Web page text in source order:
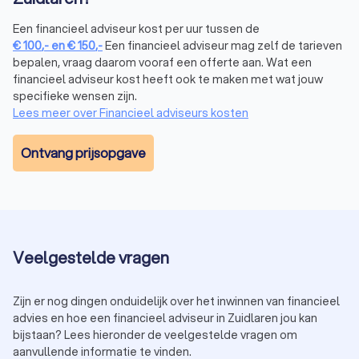
toekomstplannen. Professioneel
ervoor dat je niet alleen nu, maar ook in de toekomst
comfortabel kunt wonen.
Financieel adviseur beleggen in Zuidlaren
Wil je vermogen opbouwen door te beleggen, maar weet je
niet waar je moet beginnen? Een financieel expert in Zuidlaren
begeleidt je in het maken van slimme beleggingskeuzes.
Hierbij wordt rekening gehouden met:
Je risicobereidheid: hoeveel risico wil en kun je nemen?
en zorgt dat je een evenwichtige portefeuille opbouwt. Neem
Zuidlaren en begin met het opbouwen van je financiële
toekomst.
Een financieel adviseur kost per uur tussen de
€100,- en€150,-Een financieel adviseur mag zelf de tarieven
bepalen, vraag daarom vooraf een offerte aan. Wat een
financieel adviseur kost heeft ook te maken met wat jouw
specifieke wensen zijn.
Lees meer over Financieel adviseurs kosten
Ontvang prijsopgave
Veelgestelde vragen
Zijn er nog dingen onduidelijk over het inwinnen van financieel
advies en hoe een financieel adviseur in Zuidlaren jou kan
bijstaan? Lees hieronder de veelgestelde vragen om
aanvullende informatie te vinden.